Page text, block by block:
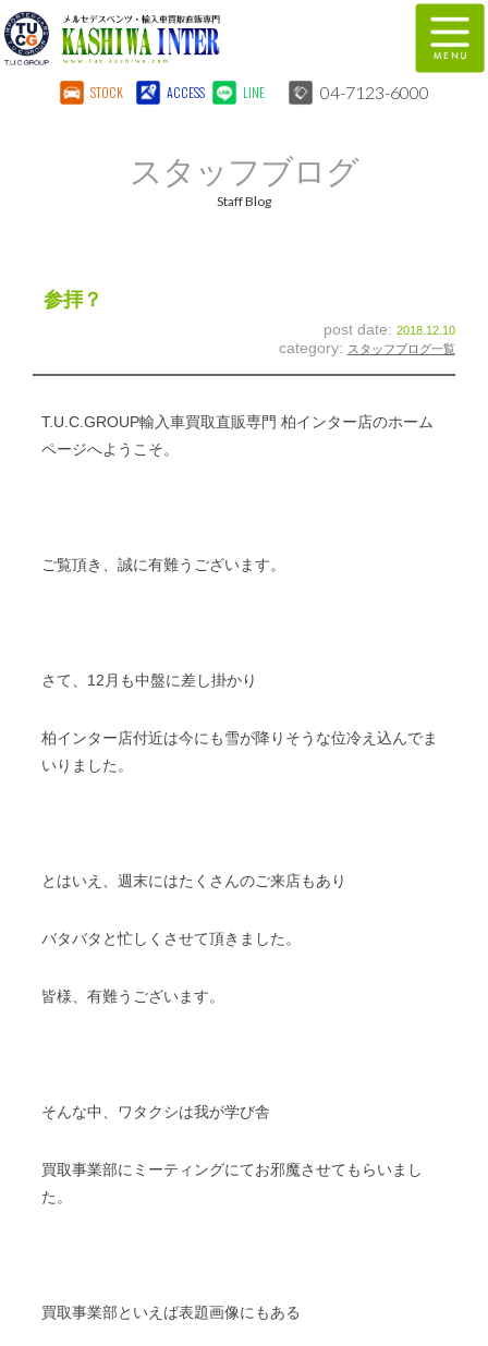
STOCK ACCESS LINE 04-7123-6000
全国納車
自動車保険
リクルート お問い合わせ
ホーム
スタッフブログ
Staff Blog
参拝？
post date: 2018.12.10
category: スタッフブログ一覧
T.U.C.GROUP輸入車買取直販専門 柏インター店のホーム
ページへようこそ。
ご覧頂き、誠に有難うございます。
さて、12月も中盤に差し掛かり
柏インター店付近は今にも雪が降りそうな位冷え込んでま
いりました。
とはいえ、週末にはたくさんのご来店もあり
バタバタと忙しくさせて頂きました。
皆様、有難うございます。
そんな中、ワタクシは我が学び舎
買取事業部にミーティングにてお邪魔させてもらいまし
た。
買取事業部といえば表題画像にもある